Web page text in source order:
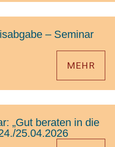
– Seminar
MEHR
„Gut beraten in die
25.04.2026